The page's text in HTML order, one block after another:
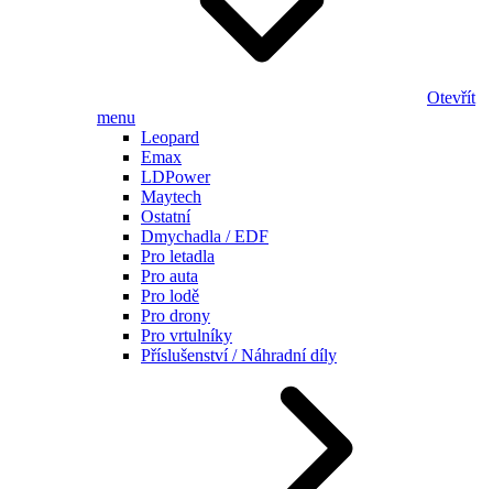
Otevřít
menu
Leopard
Emax
LDPower
Maytech
Ostatní
Dmychadla / EDF
Pro letadla
Pro auta
Pro lodě
Pro drony
Pro vrtulníky
Příslušenství / Náhradní díly